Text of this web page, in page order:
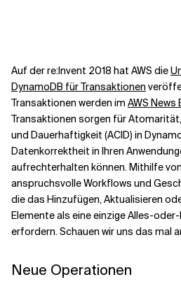
Auf der re:Invent 2018 hat AWS die
DynamoDB für Transaktionen
Transaktionen werden im AWS News
Transaktionen sorgen für
und Dauerhaftigkeit (ACID) in
Datenkorrektheit in Ihren
aufrechterhalten können. Mithilfe
anspruchsvolle Workflows und
die das Hinzufügen, Aktualisieren
Elemente als eine einzige Alles-
erfordern. Schauen wir uns das mal
Neue Operationen